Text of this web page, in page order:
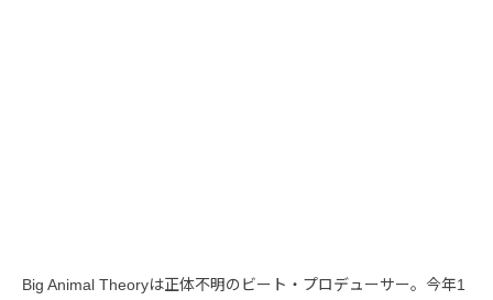
Big Animal Theoryは正体不明のビート・プロデューサー。今年1